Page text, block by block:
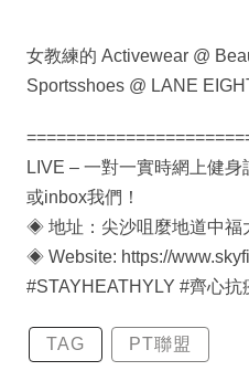
女教練的 Activewear @
Sportsshoes @ LANE
LIVE – 一對一實時網上健身
或inbox我們！
◈ 地址：尖沙咀麼地道中福
◈ Website: https://
#STAYHEATHYLY #齊心抗
TAG PT聯盟